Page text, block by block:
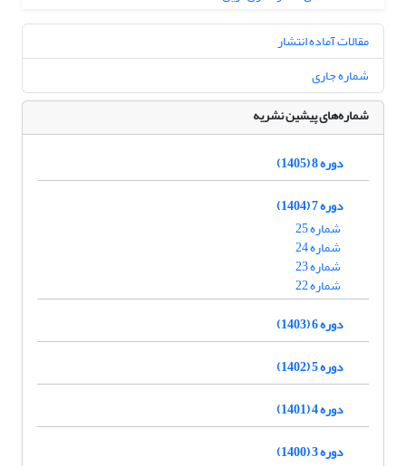
مقالات آماده انتشار
شماره جاری
شماره‌های پیشین نشریه
دوره 8 (1405)
دوره 7 (1404)
شماره 25
شماره 24
شماره 23
شماره 22
دوره 6 (1403)
دوره 5 (1402)
دوره 4 (1401)
دوره 3 (1400)